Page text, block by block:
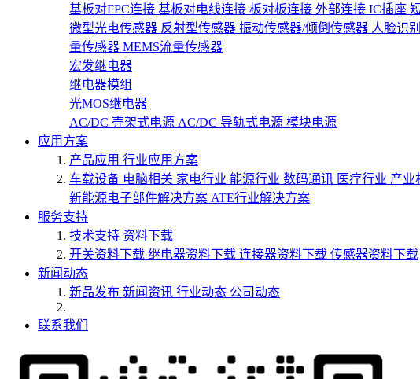
基板对FPC连接 基板对电线连接 板对板连接 外部连接 IC插座
微型光电传感器 反射型传感器 振动传感器/倾倒传感器 人脸识
量传感器 MEMS流量传感器
宏发继电器
继电器模组
光MOS继电器
AC/DC 壳架式电源 AC/DC 导轨式电源 模块电源
应用方案
产品应用 行业应用方案
车载设备 电脑相关 家电行业 能源行业 数码通讯 医疗行业 产业
新能源电子部件解决方案 ATE行业解决方案
服务支持
技术支持 资料下载
开关资料下载 继电器资料下载 连接器资料下载 传感器资料下载
新闻动态
新品发布 新闻资讯 行业动态 公司动态
联系我们